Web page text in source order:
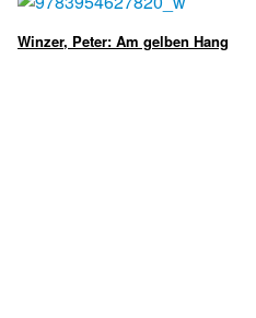
Winzer, Peter: Am gelben Hang